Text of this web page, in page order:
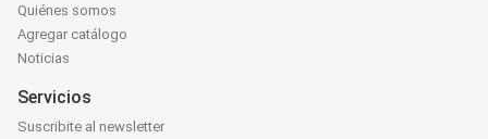
Quiénes somos
Agregar catálogo
Noticias
Servicios
Suscribite al newsletter